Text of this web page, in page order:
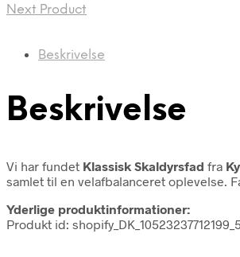
Next Product
Beskrivelse
Beskrivelse
Vi har fundet Klassisk Skaldyrsfad fra
samlet til en velafbalanceret oplevelse.
Yderlige produktinformationer:
Produkt id: